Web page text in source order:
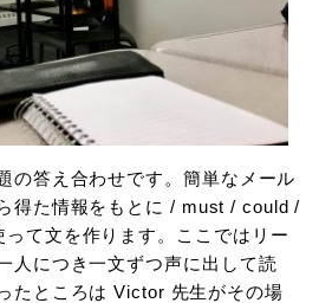
の答え合わせです。簡単なメール
得た情報をもとに / must / could /
て文を作ります。ここではリー
人につき一文ずつ声に出して読
たところは Victor 先生がその場